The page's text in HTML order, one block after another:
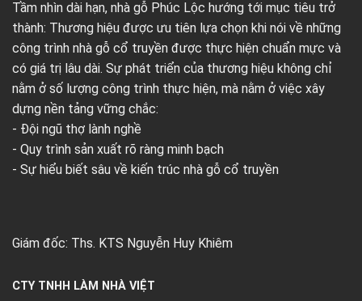
Tầm nhìn dài hạn, nhà gỗ Phúc Lộc hướng tới mục tiêu trở
thành: Thương hiệu được ưu tiên lựa chọn khi nói về những
công trình nhà gỗ cổ truyền được thực hiện chuẩn mực và
có giá trị lâu dài. Sự phát triển của thương hiệu không chỉ
nằm ở số lượng công trình thực hiện, mà nằm ở việc xây
dựng nền tảng vững chắc:
- Đội ngũ thợ lành nghề
- Quy trình sản xuất rõ ràng minh bạch
- Sự hiểu biết sâu về kiến trúc nhà gỗ cổ truyền
Giám đốc: Ths. KTS Nguyễn Huy Khiêm
CTY TNHH LÀM NHÀ VIỆT